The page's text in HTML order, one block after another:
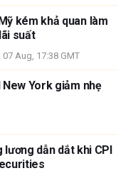
kém khả quan làm
suất
07 Aug, 17:38 GMT
York giảm nhẹ
lương dẫn dắt khi CPI